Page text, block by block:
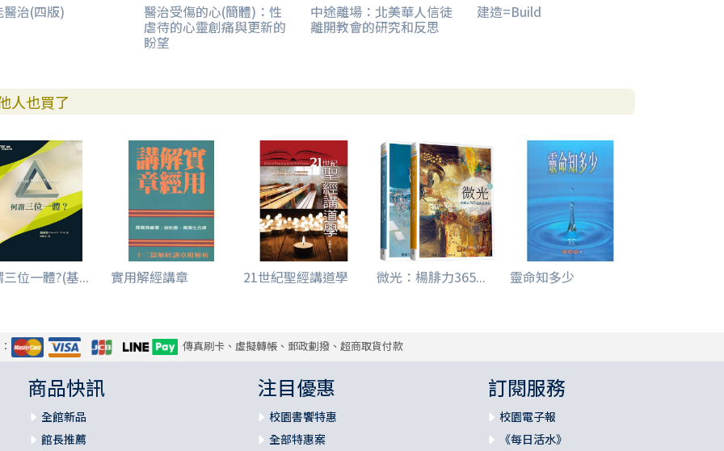
醫治(四版) 醫治受傷的心(簡體)：性
虐待的心靈創痛與更新的
盼望
中途離場：北美華人信徒
離開教會的研究和反思
建造=Build
人也買了
位一體?(基... 實用解經講章 21世紀聖經講道學 微光：楊腓力365... 靈命知多少
傳真刷卡、虛擬轉帳、郵政劃撥、超商取貨付款
商品快訊
全館新品
館長推薦
注目優惠
校園書饗特惠
全部特惠案
訂閱服務
校園電子報
《每日活水》